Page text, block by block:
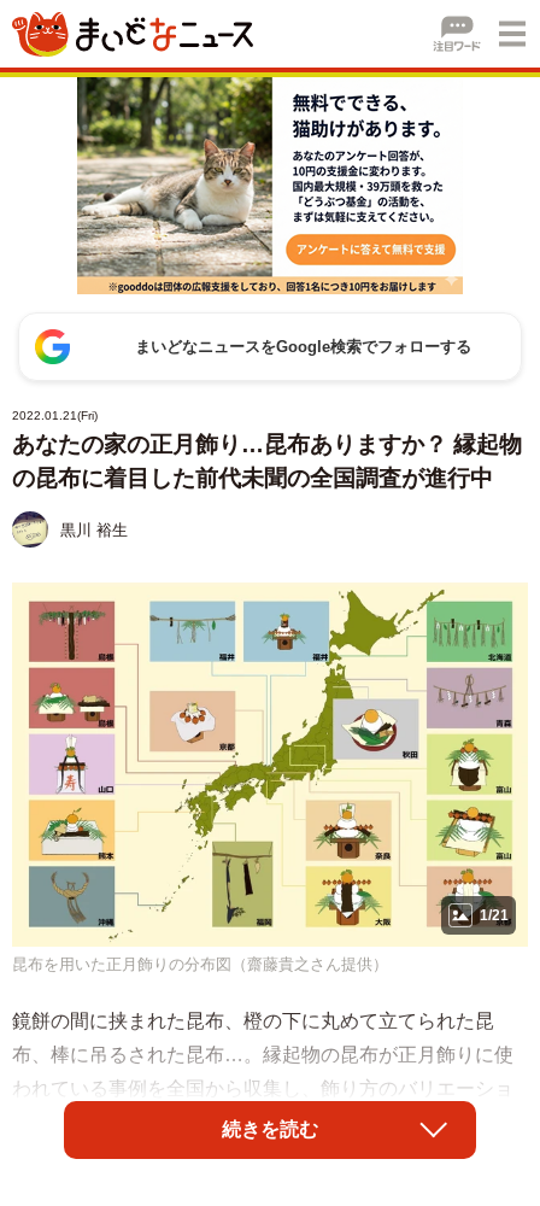
まいどなニュースをGoogle検索でフォローする
2022.01.21(Fri)
あなたの家の正月飾り…昆布ありますか？ 縁起物
の昆布に着目した前代未聞の全国調査が進行中
黒川 裕生
1/21
昆布を用いた正月飾りの分布図（齋藤貴之さん提供）
鏡餅の間に挟まれた昆布、橙の下に丸めて立てられた昆
布、棒に吊るされた昆布…。縁起物の昆布が正月飾りに使
われている事例を全国から収集し、飾り方のバリエーショ
ンやその地域分布の謎に迫ろうというユニークな調査が進
められている。取り組んでいるのは、天然昆布の主産地で
続きを読む